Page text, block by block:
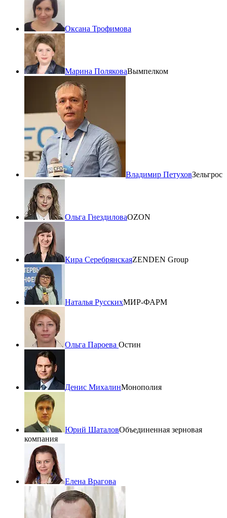
Оксана Трофимова
Марина ПоляковаВымпелком
Владимир ПетуховЗельгрос
Ольга ГнездиловаOZON
Кира СеребрянскаяZENDEN Group
Наталья РусскихМИР-ФАРМ
Ольга Пароева Остин
Денис МихалинМонополия
Юрий ШаталовОбъединенная зерновая
компания
Елена Врагова